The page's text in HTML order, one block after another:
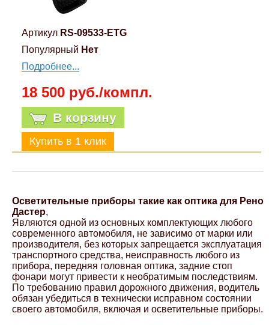
Артикул RS-09533-ETG
Популярный Нет
Подробнее...
18 500 руб./компл.
В корзину
Осветительные приборы такие как оптика для Рено
Дастер,
Являются одной из основных комплектующих любого
современного автомобиля, не зависимо от марки или
производителя, без которых запрещается эксплуатация
транспортного средства, неисправность любого из
прибора, передняя головная оптика, задние стоп
фонари могут привести к необратимым последствиям.
По требованию правил дорожного движения, водитель
обязан убедиться в технически исправном состоянии
своего автомобиля, включая и осветительные приборы.